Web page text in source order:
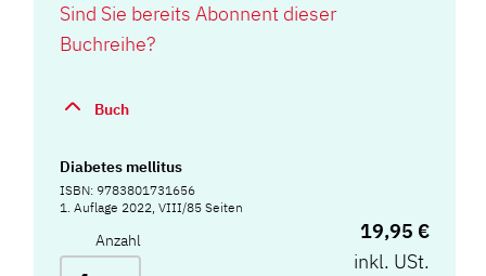
Sind Sie bereits Abonnent dieser
Buchreihe?
Buch
Diabetes mellitus
ISBN: 9783801731656
1. Auflage 2022, VIII/85 Seiten
Anzahl
19,95 €
inkl. USt.